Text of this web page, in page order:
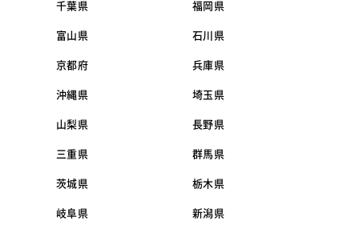
千葉県 福岡県
富山県 石川県
京都府 兵庫県
沖縄県 埼玉県
山梨県 長野県
三重県 群馬県
茨城県 栃木県
岐阜県 新潟県